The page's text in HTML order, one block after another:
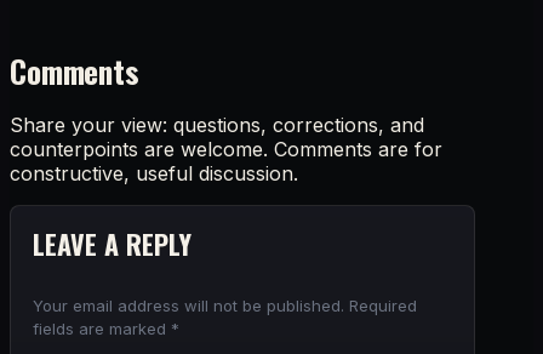
Comments
Share your view: questions, corrections, and
counterpoints are welcome. Comments are for
constructive, useful discussion.
LEAVE A REPLY
Your email address will not be published. Required
fields are marked *